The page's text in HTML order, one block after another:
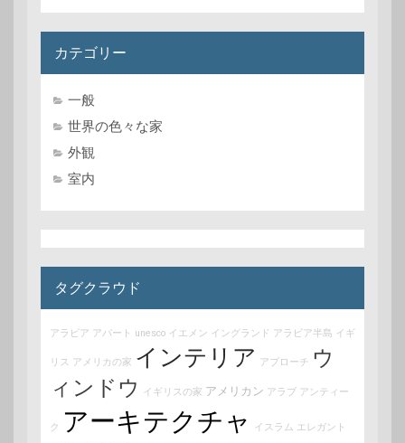
カテゴリー
一般
世界の色々な家
外観
室内
タグクラウド
アラビア アパート unesco イエメン イングランド アラビア半島 イギ
リス アメリカの家 インテリア アプローチ
ウ
ィンドウ
イギリスの家 アメリカン アラブ アンティー
ク アーキテクチャ イスラム エレガント